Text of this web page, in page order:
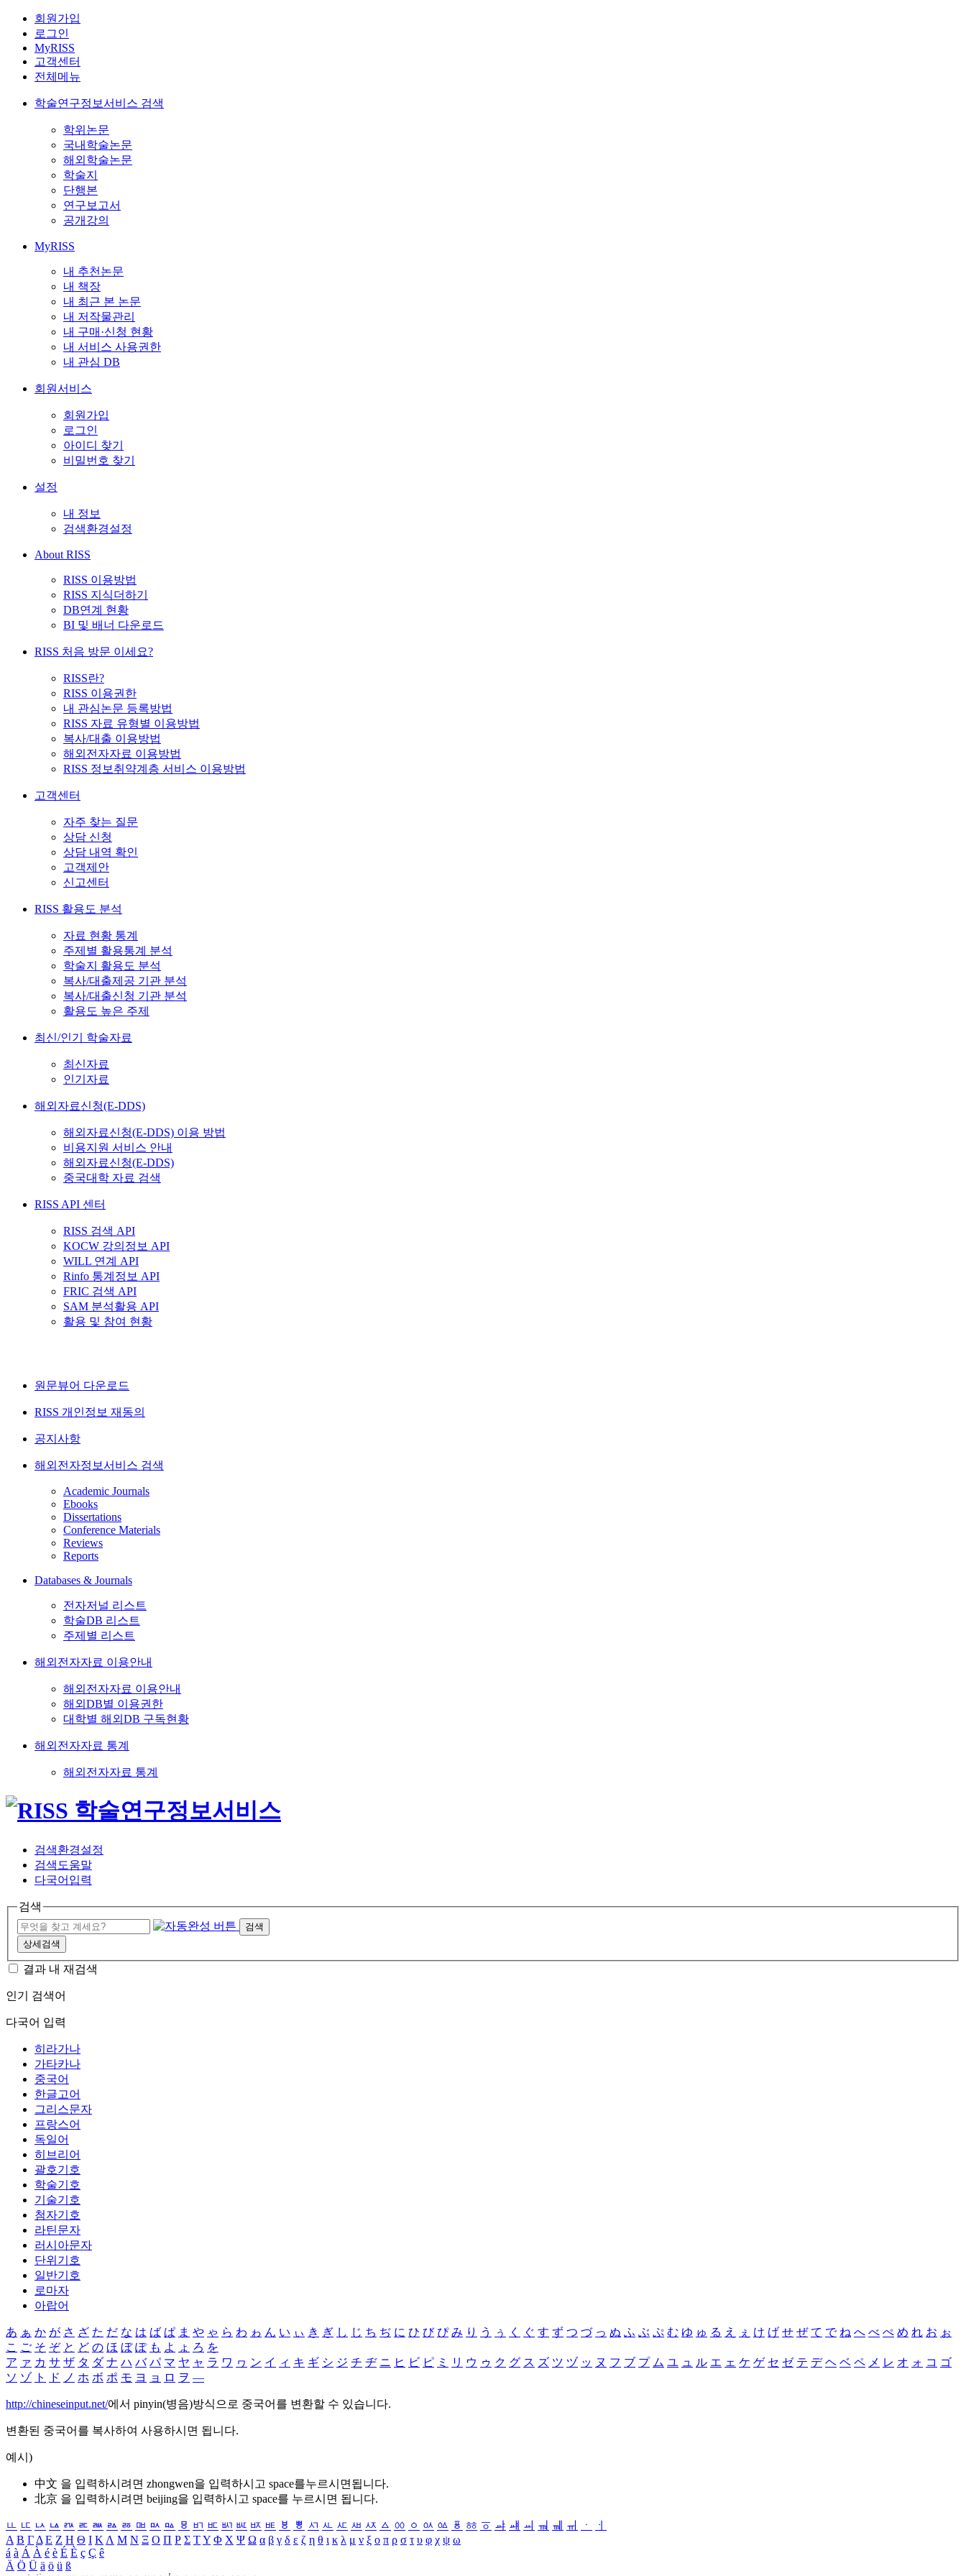
회원가입
로그인
MyRISS
고객센터
전체메뉴
학술연구정보서비스 검색
학위논문
국내학술논문
해외학술논문
학술지
단행본
연구보고서
공개강의
MyRISS
내 추천논문
내 책장
내 최근 본 논문
내 저작물관리
내 구매·신청 현황
내 서비스 사용권한
내 관심 DB
회원서비스
회원가입
로그인
아이디 찾기
비밀번호 찾기
설정
내 정보
검색환경설정
About RISS
RISS 이용방법
RISS 지식더하기
DB연계 현황
BI 및 배너 다운로드
RISS 처음 방문 이세요?
RISS란?
RISS 이용권한
내 관심논문 등록방법
RISS 자료 유형별 이용방법
복사/대출 이용방법
해외전자자료 이용방법
RISS 정보취약계층 서비스 이용방법
고객센터
자주 찾는 질문
상담 신청
상담 내역 확인
고객제안
신고센터
RISS 활용도 분석
자료 현황 통계
주제별 활용통계 분석
학술지 활용도 분석
복사/대출제공 기관 분석
복사/대출신청 기관 분석
활용도 높은 주제
최신/인기 학술자료
최신자료
인기자료
해외자료신청(E-DDS)
해외자료신청(E-DDS) 이용 방법
비용지원 서비스 안내
해외자료신청(E-DDS)
중국대학 자료 검색
RISS API 센터
RISS 검색 API
KOCW 강의정보 API
WILL 연계 API
Rinfo 통계정보 API
FRIC 검색 API
SAM 분석활용 API
활용 및 참여 현황
원문뷰어 다운로드
RISS 개인정보 재동의
공지사항
해외전자정보서비스 검색
Academic Journals
Ebooks
Dissertations
Conference Materials
Reviews
Reports
Databases & Journals
전자저널 리스트
학술DB 리스트
주제별 리스트
해외전자자료 이용안내
해외전자자료 이용안내
해외DB별 이용권한
대학별 해외DB 구독현황
해외전자자료 통계
해외전자자료 통계
검색환경설정
검색도움말
다국어입력
검색
검색
상세검색
결과 내 재검색
인기 검색어
다국어 입력
히라가나
가타카나
중국어
한글고어
그리스문자
프랑스어
독일어
히브리어
괄호기호
학술기호
기술기호
첨자기호
라틴문자
러시아문자
단위기호
일반기호
로마자
아랍어
あ ぁ か が さ ざ た だ な は ば ぱ ま や ゃ ら わ ゎ ん い ぃ き ぎ し じ ち ぢ に ひ び ぴ み り う ぅ く ぐ す ず つ づ っ ぬ ふ ぶ ぷ む ゆ ゅ る え ぇ け げ せ ぜ て で ね へ べ ぺ め れ お ぉ
こ ご そ ぞ と ど の ほ ぼ ぽ も よ ょ ろ を
ア ァ カ サ ザ タ ダ ナ ハ バ パ マ ヤ ャ ラ ワ ヮ ン イ ィ キ ギ シ ジ チ ヂ ニ ヒ ビ ピ ミ リ ウ ゥ ク グ ス ズ ツ ヅ ッ ヌ フ ブ プ ム ユ ュ ル エ ェ ケ ゲ セ ゼ テ デ ヘ ベ ペ メ レ オ ォ コ ゴ
ソ ゾ ト ド ノ ホ ボ ポ モ ヨ ョ ロ ヲ ―
http://chineseinput.net/에서 pinyin(병음)방식으로 중국어를 변환할 수 있습니다.
변환된 중국어를 복사하여 사용하시면 됩니다.
예시)
中文 을 입력하시려면 zhongwen을 입력하시고 space를누르시면됩니다.
北京 을 입력하시려면 beijing을 입력하시고 space를 누르시면 됩니다.
ㅥ ㅦ ㅧ ㅨ ㅩ ㅪ ㅫ ㅬ ㅭ ㅮ ㅯ ㅰ ㅱ ㅲ ㅳ ㅴ ㅵ ㅶ ㅷ ㅸ ㅹ ㅺ ㅻ ㅼ ㅽ ㅾ ㅿ ㆀ ㆁ ㆂ ㆃ ㆄ ㆅ ㆆ ㆇ ㆈ ㆉ ㆊ ㆋ ㆌ ㆍ
ㆎ
Α Β ΓΔ Ε Ζ Η Θ Ι ΚΛ Μ Ν Ξ Ο Π Ρ Σ ΤΥ Φ Χ Ψ Ω α β γ δ ε ζ η θ ι κ λ μ ν ξ ο π ρ σ τ υ φ χ ψ ω
á à Á À é è É È ç Ç ê
Ä Ö Ü ä ö ü ß